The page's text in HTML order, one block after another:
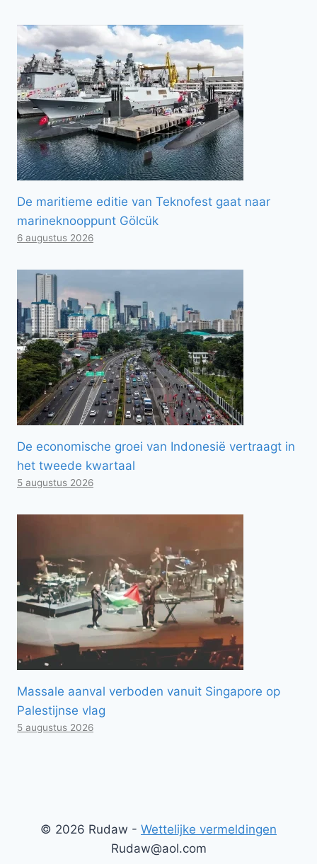
De maritieme editie van Teknofest gaat naar
marineknooppunt Gölcük
6 augustus 2026
De economische groei van Indonesië vertraagt ​​in
het tweede kwartaal
5 augustus 2026
Massale aanval verboden vanuit Singapore op
Palestijnse vlag
5 augustus 2026
© 2026 Rudaw - Wettelijke vermeldingen
Rudaw@aol.com